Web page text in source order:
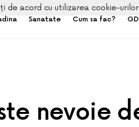
Sanatate Cum sa fac?
nevoie
de acord cu utilizarea cookie-